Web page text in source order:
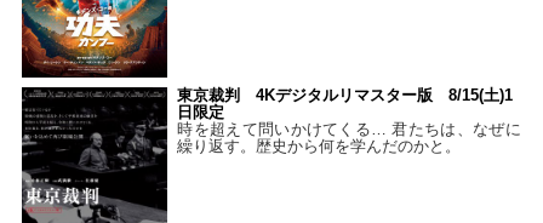
東京裁判 4Kデジタルリマスター版 8/15(土)1
日限定
時を超えて問いかけてくる… 君たちは、なぜに
繰り返す。歴史から何を学んだのかと。